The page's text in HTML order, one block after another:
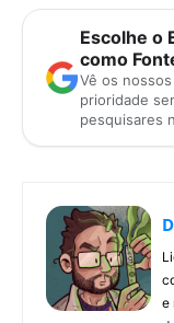
Escolhe o
como
Vê os
prioridade
pesquisares
e